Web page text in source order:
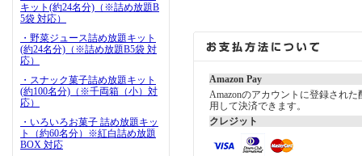
キット(約24名分)（※詰め放題B
5袋 対応）
・野菜ジュース詰め放題キット
(約24名分)（※詰め放題B5袋 対
応）
・スナック菓子詰め放題キット
(約100名分)（※千両箱（小）対
応）
・いろいろお菓子 詰め放題キッ
ト（約60名分）※紅白詰め放題
BOX 対応
Amazon Pay
Amazonのアカウントに登録され
用して決済できます。
クレジット